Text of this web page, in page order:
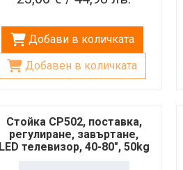
Добави в количката
Добавен в количката
Стойка CP502, поставка,
регулиране, завъртане,
LED телевизор, 40-80", 50kg